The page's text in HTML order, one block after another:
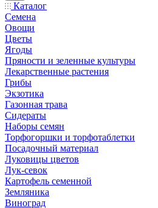
Каталог
Семена
Овощи
Цветы
Ягоды
Пряности и зеленные культуры
Лекарственные растения
Грибы
Экзотика
Газонная трава
Сидераты
Наборы семян
Торфогоршки и торфотаблетки
Посадочный материал
Луковицы цветов
Лук-севок
Картофель семенной
Земляника
Виноград